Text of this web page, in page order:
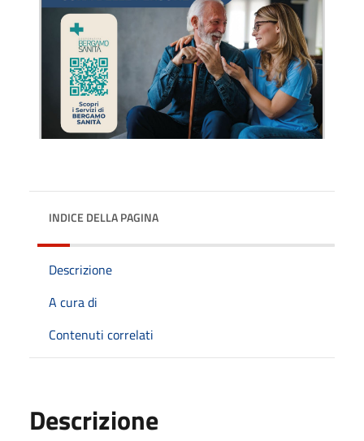
INDICE DELLA PAGINA
Descrizione
A cura di
Contenuti correlati
Descrizione